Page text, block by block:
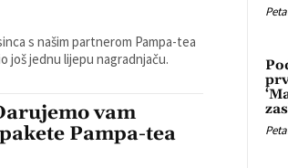
s našim partnerom Pampa-tea
još jednu lijepu nagradnjaču.
vam
Pampa-tea